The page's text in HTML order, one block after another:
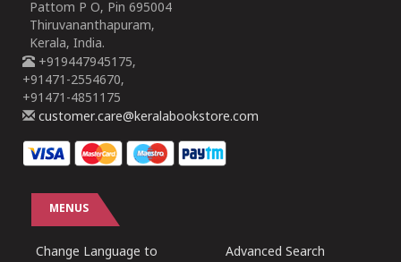
Pattom P O, Pin 695004
Thiruvananthapuram,
Kerala, India.
+919447945175,
+91471-2554670,
+91471-4851175
customer.care@keralabookstore.com
MENUS
Change Language to
Advanced Search